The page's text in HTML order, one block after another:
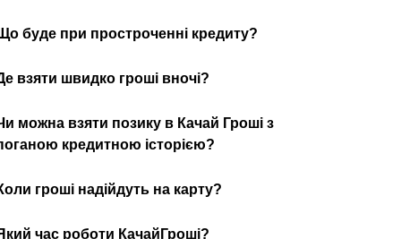
буде при простроченні кредиту?
взяти швидко гроші вночі?
можна взяти позику в Качай Гроші з
кредитною історією?
гроші надійдуть на карту?
час роботи КачайГроші?